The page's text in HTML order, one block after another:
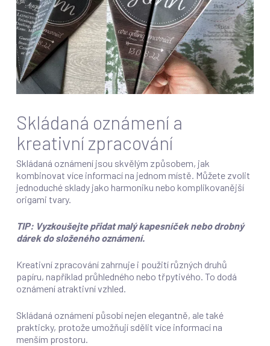
Skládaná oznámení a
kreativní zpracování
Skládaná oznámení jsou skvělým způsobem, jak
kombinovat více informací na jednom místě. Můžete zvolit
jednoduché sklady jako harmoniku nebo komplikovanější
origami tvary.
TIP: Vyzkoušejte přidat malý kapesníček nebo drobný
dárek do složeného oznámení.
Kreativní zpracování zahrnuje i použití různých druhů
papíru, například průhledného nebo třpytivého. To dodá
oznámení atraktivní vzhled.
Skládaná oznámení působí nejen elegantně, ale také
prakticky, protože umožňují sdělit více informací na
menším prostoru.